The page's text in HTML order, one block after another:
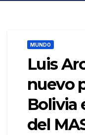
MUNDO
Luis
nuevo
Bolivia
del